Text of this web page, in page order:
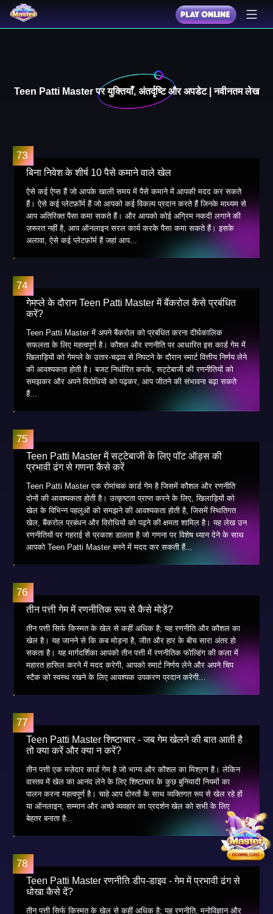
Teen Patti Master पर युक्तियाँ, अंतर्दृष्टि और अपडेट | नवीनतम लेख
बिना निवेश के शीर्ष 10 पैसे कमाने वाले खेल
ऐसे कई ऐप्स हैं जो आपके खाली समय में पैसे कमाने में आपकी मदद कर सकते
हैं। ऐसे कई प्लेटफ़ॉर्म हैं जो आपको कई विकल्प प्रदान करते हैं जिनके माध्यम से
आप अतिरिक्त पैसा कमा सकते हैं। और आपको कोई अग्रिम नकदी लगाने की
ज़रूरत नहीं है, आप ऑनलाइन सरल कार्य करके पैसा कमा सकते हैं। इसके
अलावा, ऐसे कई प्लेटफ़ॉर्म हैं जहां आप...
गेमप्ले के दौरान Teen Patti Master में बैंकरोल कैसे प्रबंधित
करें?
Teen Patti Master में अपने बैंकरोल को प्रबंधित करना दीर्घकालिक
सफलता के लिए महत्वपूर्ण है। कौशल और रणनीति पर आधारित इस कार्ड गेम में
खिलाड़ियों को गेमप्ले के उतार-चढ़ाव से निपटने के दौरान स्मार्ट वित्तीय निर्णय लेने
की आवश्यकता होती है। बजट निर्धारित करके, सट्टेबाजी की रणनीतियों को
समझकर और अपने विरोधियों को पढ़कर, आप जीतने की संभावना बढ़ा सकते
हैं...
Teen Patti Master में सट्टेबाजी के लिए पॉट ऑड्स की
प्रभावी ढंग से गणना कैसे करें
Teen Patti Master एक रोमांचक कार्ड गेम है जिसमें कौशल और रणनीति
दोनों की आवश्यकता होती है। उत्कृष्टता प्राप्त करने के लिए, खिलाड़ियों को
खेल के विभिन्न पहलुओं को समझने की आवश्यकता होती है, जिसमें स्थितिगत
खेल, बैंकरोल प्रबंधन और विरोधियों को पढ़ने की क्षमता शामिल है। यह लेख उन
रणनीतियों पर गहराई से प्रकाश डालता है जो गणना पर विशेष ध्यान देने के साथ
आपको Teen Patti Master बनने में मदद कर सकती हैं...
तीन पत्ती गेम में रणनीतिक रूप से कैसे मोड़ें?
तीन पत्ती सिर्फ किस्मत के खेल से कहीं अधिक है; यह रणनीति और कौशल का
खेल है। यह जानने से कि कब मोड़ना है, जीत और हार के बीच सारा अंतर हो
सकता है। यह मार्गदर्शिका आपको तीन पत्ती में रणनीतिक फोल्डिंग की कला में
महारत हासिल करने में मदद करेगी, आपको स्मार्ट निर्णय लेने और अपने चिप
स्टैक को स्वस्थ रखने के लिए आवश्यक उपकरण प्रदान करेगी...
Teen Patti Master शिष्टाचार - जब गेम खेलने की बात आती है
तो क्या करें और क्या न करें?
तीन पत्ती एक मज़ेदार कार्ड गेम है जो भाग्य और कौशल का मिश्रण है। लेकिन
वास्तव में खेल का आनंद लेने के लिए शिष्टाचार के कुछ बुनियादी नियमों का
पालन करना महत्वपूर्ण है। चाहे आप दोस्तों के साथ व्यक्तिगत रूप से खेल रहे हों
या ऑनलाइन, सम्मान और अच्छे व्यवहार का प्रदर्शन खेल को सभी के लिए
बेहतर बनाता है...
Teen Patti Master रणनीति डीप-डाइव - गेम में प्रभावी ढंग से
धोखा कैसे दें?
तीन पत्ती सिर्फ किस्मत के खेल से कहीं अधिक है; यह रणनीति, मनोविज्ञान और